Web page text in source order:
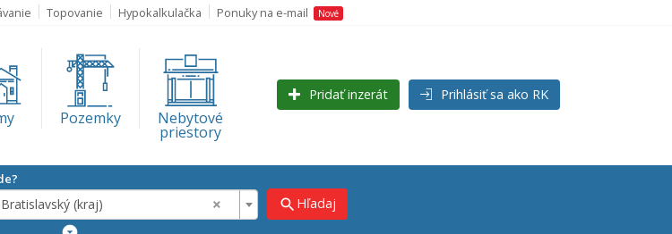
Topovanie Hypokalkulačka Ponuky na e-mail Nové
Pozemky Nebytové
priestory
Pridať inzerát Prihlásiť sa ako RK
×
Bratislavský (kraj) search Hľadaj